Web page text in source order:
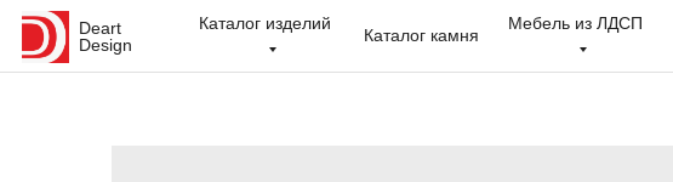
Deart
Design
Каталог изделий Мебель из ЛДСП
Каталог камня